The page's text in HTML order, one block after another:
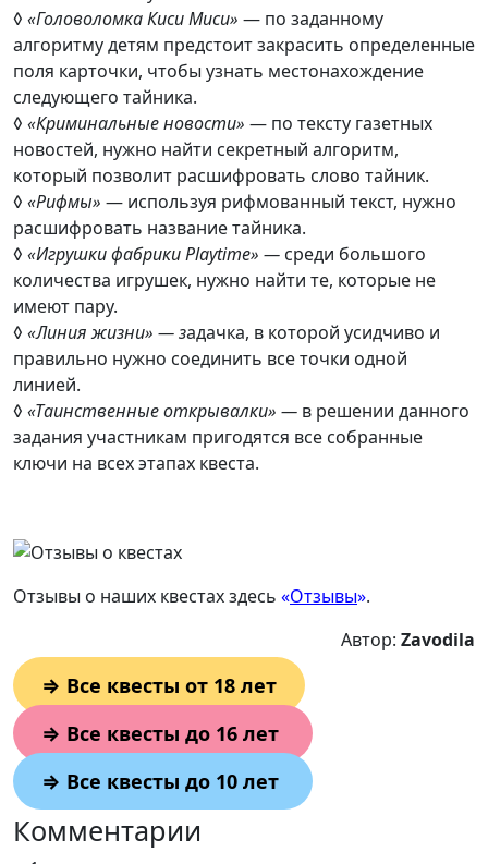
◊ «Головоломка Киси Миси» — по заданному
алгоритму детям предстоит закрасить определенные
поля карточки, чтобы узнать местонахождение
следующего тайника.
◊ «Криминальные новости» — по тексту газетных
новостей, нужно найти секретный алгоритм,
который позволит расшифровать слово тайник.
◊ «Рифмы» — используя рифмованный текст, нужно
расшифровать название тайника.
◊ «Игрушки фабрики Playtime» — среди большого
количества игрушек, нужно найти те, которые не
имеют пару.
◊ «Линия жизни» —задачка, в которой усидчиво и
правильно нужно соединить все точки одной
линией.
◊ «Таинственные открывалки» — в решении данного
задания участникам пригодятся все собранные
ключи на всех этапах квеста.
Отзывы о наших квестах здесь «Отзывы».
Автор: Zavodila
⇒ Все квесты от 18 лет
⇒ Все квесты до 16 лет
⇒ Все квесты до 10 лет
Комментарии